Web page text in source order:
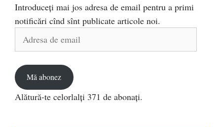
Introduceți mai jos adresa de email pentru a primi
notificări cînd sînt publicate articole noi.
Mă abonez
Alătură-te celorlalți 371 de abonați.